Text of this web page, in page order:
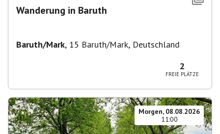
Wanderung in Baruth
Baruth/Mark, 15 Baruth/Mark, Deutschland
2
FREIE PLÄTZE
Morgen, 08.08.2026
11:00